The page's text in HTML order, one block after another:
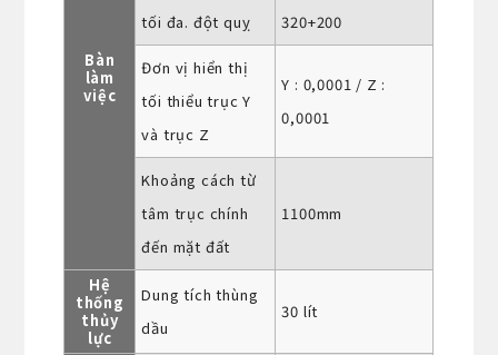
Bàn
làm
việc
tối đa. đột quỵ
320+200
Đơn vị hiển thị
tối thiểu trục Y
và trục Z
Y : 0,0001 / Z :
0,0001
Khoảng cách từ
tâm trục chính
đến mặt đất
1100mm
Hệ
thống
thủy
lực
Dung tích thùng
dầu
30 lít